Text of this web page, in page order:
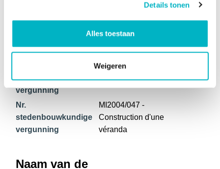
Details tonen
Alles toestaan
Weigeren
stedenbouwkundige
bestemming
stedenbouwkundige
vergunning
07/05/2004
Nr.
stedenbouwkundige
vergunning
MI2004/047 -
Construction d'une
véranda
Naam van de